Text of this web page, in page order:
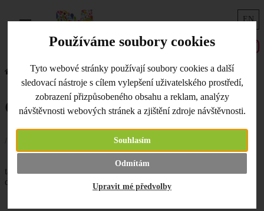
Používáme soubory cookies
Tyto webové stránky používají soubory cookies a další
sledovací nástroje s cílem vylepšení uživatelského prostředí,
zobrazení přizpůsobeného obsahu a reklam, analýzy
návštěvnosti webových stránek a zjištění zdroje návštěvnosti.
Souhlasím
Odmítám
Upravit mé předvolby
EN
Úvodní strana Co je nového Gina / Jeans - více odstínů
Gina / Jeans - více odstínů
Více odstínů klubíček
také Tropical. Skvělá pro háčkované hračky, čepičky a jiné
dekorace. Krásné pondělí!